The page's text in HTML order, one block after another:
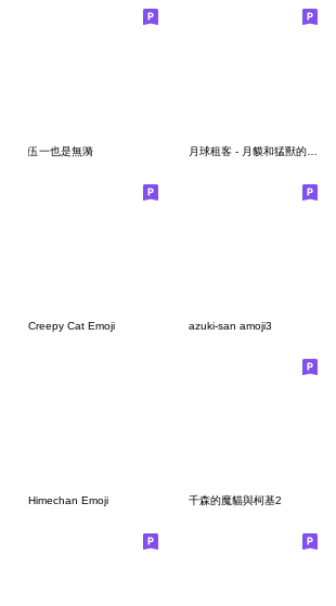
伍一也是無漪 月球租客 - 月貘和猛獸的常用表情
Creepy Cat Emoji azuki-san amoji3
Himechan Emoji 千森的魔貓與柯基2